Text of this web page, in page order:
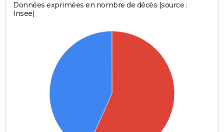
Données exprimées en nombre de décès (source :
Insee)